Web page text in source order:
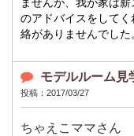
ませんが、我が家は
のアドバイスをして
絡がありませんでし
モデルルーム見
投稿：2017/03/27
ちゃえこママさん